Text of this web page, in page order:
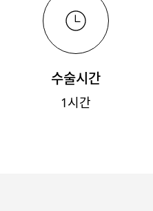
수술시간
1시간